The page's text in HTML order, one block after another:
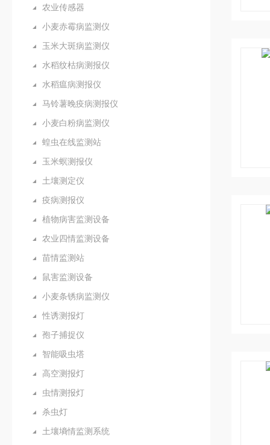
农业传感器
小麦赤霉病监测仪
玉米大斑病监测仪
水稻纹枯病测报仪
水稻瘟病测报仪
马铃薯晚疫病测报仪
小麦白粉病监测仪
蝗虫在线监测站
玉米螟测报仪
土壤测定仪
疫病测报仪
植物病害监测设备
农业四情监测设备
苗情监测站
鼠害监测设备
小麦条锈病监测仪
性诱测报灯
孢子捕捉仪
智能吸虫塔
高空测报灯
虫情测报灯
杀虫灯
土壤墒情监测系统